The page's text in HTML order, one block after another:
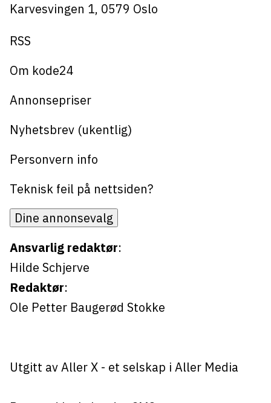
Karvesvingen 1, 0579 Oslo
RSS
Om kode24
Annonsepriser
Nyhetsbrev (ukentlig)
Personvern info
Teknisk feil på nettsiden?
Dine annonsevalg
Ansvarlig redaktør:
Hilde Schjerve
Redaktør:
Ole Petter Baugerød Stokke
Utgitt av Aller X- et selskap i Aller Media